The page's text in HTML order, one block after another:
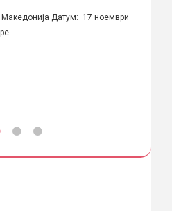
Датум: 17 ноември